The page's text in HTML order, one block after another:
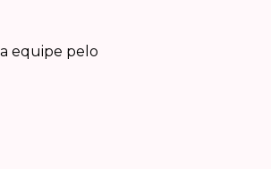
equipe pelo